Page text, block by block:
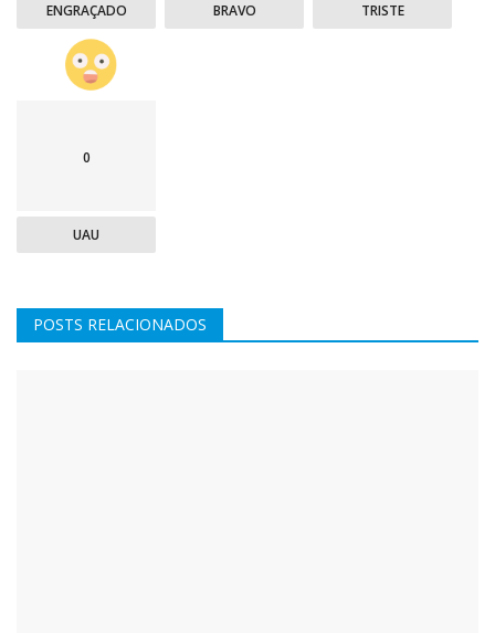
ENGRAÇADO BRAVO TRISTE
0
UAU
POSTS RELACIONADOS